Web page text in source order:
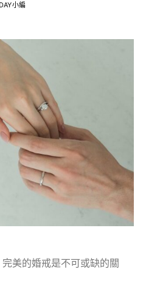
小編
美的婚戒是不可或缺的關